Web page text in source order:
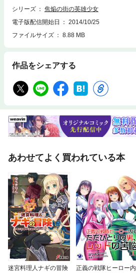
シリーズ
焦焔の街の英雄少女
電子版配信開始日
2014/10/25
ファイルサイズ
8.88 MB
作品をシェアする
あわせてよく買われている本
迷宮料理人ナギの冒険
正義の戦隊ヒーロー内